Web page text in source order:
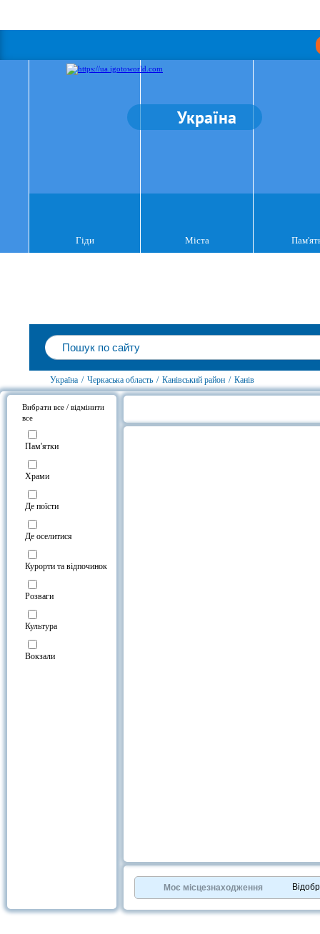
Україна
Гіди Міста
Україна / Черкаська область / Канівський район / Канів
Вибрати все / відмінити
все
Пам'ятки
Храми
Де поїсти
Де оселитися
Курорти та відпочинок
Розваги
Культура
Вокзали
Моє місцезнаходження